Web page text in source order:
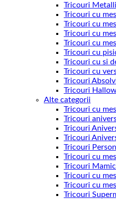
Tricouri
Tricouri cu
Tricouri cu
Tricouri cu
Tricouri cu
Tricouri cu
Tricouri cu si
Tricouri cu
Tricouri
Tricouri
Alte categorii
Tricouri cu
Tricouri
Tricouri
Tricouri
Tricouri
Tricouri cu
Tricouri
Tricouri cu
Tricouri cu
Tricouri